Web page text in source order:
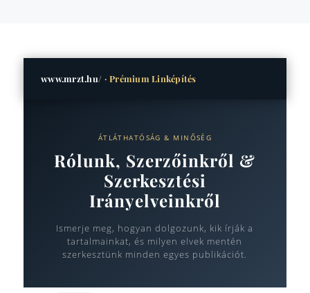
www.mrzt.hu/ · Prémium Linképítés
ÁTLÁTHATÓSÁG & MINŐSÉG
Rólunk, Szerzőinkről &
Szerkesztési
Irányelveinkről
Ismerje meg, hogyan dolgozunk, kik írják a
tartalmainkat, és milyen elvek mentén
szerkesztünk minden egyes publikációt.